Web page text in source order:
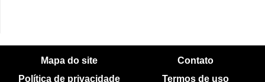
Mapa do site
Contato
Política de privacidade
Termos de uso